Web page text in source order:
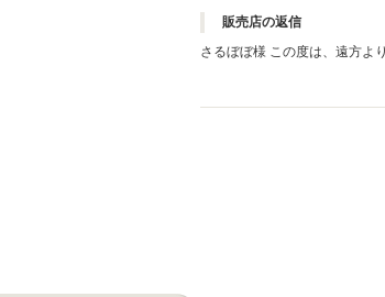
販売店の返信
さるぼぼ様 この度は、遠方よりご購入頂きましてありがとうございました。無事に届いて安心しました。 これからのカーライフが楽しみですね。 北海道にお越しの際は、ぜひ遊び